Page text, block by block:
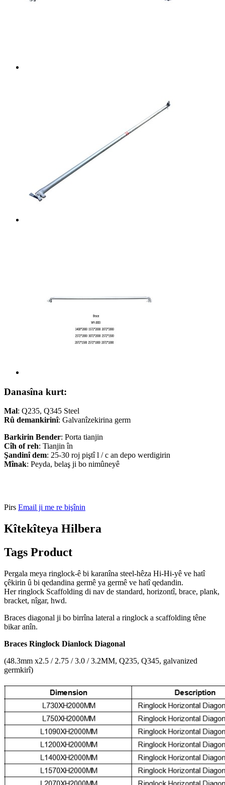
Danasîna kurt:
Mal: Q235, Q345 Steel
Rû demankirinî: Galvanîzekirina germ
Barkirin Bender: Porta tianjin
Cîh of reh: Tianjin în
Şandinî dem: 25-30 roj piştî l / c an depo werdigirin
Mînak: Peyda, belaş ji bo nimûneyê
Pirs Email ji me re bişînin
Kîtekîteya Hilbera
Tags Product
Pergala meya ringlock-ê bi karanîna steel-hêza Hi-Hi-yê ve hatî
çêkirin û bi qedandina germê ya germê ve hatî qedandin.
Her ringlock Scaffolding di nav de standard, horizontî, brace, plank,
bracket, nîgar, hwd.
Braces diagonal ji bo birrîna lateral a ringlock a scaffolding têne
bikar anîn.
Braces Ringlock Dianlock Diagonal
(48.3mm x2.5 / 2.75 / 3.0 / 3.2MM, Q235, Q345, galvanized
germkirî)